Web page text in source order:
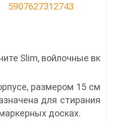
5907627312743
Slim, войлочные вк
размером 15 см
для стирания
досках.